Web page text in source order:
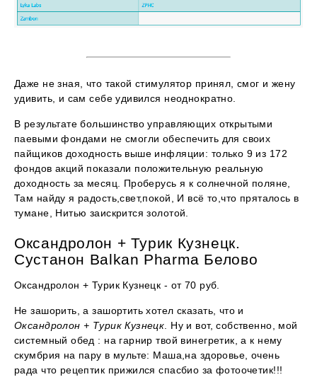
Даже не зная, что такой стимулятор принял, смог и жену
удивить, и сам себе удивился неоднократно.
В результате большинство управляющих открытыми
паевыми фондами не смогли обеспечить для своих
пайщиков доходность выше инфляции: только 9 из 172
фондов акций показали положительную реальную
доходность за месяц. Проберусь я к солнечной поляне,
Там найду я радость,свет,покой, И всё то,что пряталось в
тумане, Нитью заискрится золотой.
Оксандролон + Турик Кузнецк.
Сустанон Balkan Pharma Белово
Оксандролон + Турик Кузнецк - от 70 руб.
Не зашорить, а зашортить хотел сказать, что и
Оксандролон + Турик Кузнецк. Ну и вот, собственно, мой
системный обед : на гарнир твой винегретик, а к нему
скумбрия на пару в мульте: Маша,на здоровье, очень
рада что рецептик прижился спасбио за фотоочетик!!!